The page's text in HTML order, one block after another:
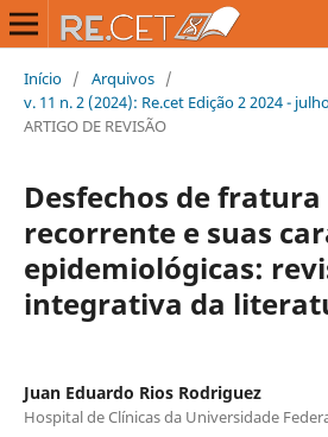
Início / Arquivos /
v. 11 n. 2 (2024): Re.cet Edição 2 2024 -
ARTIGO DE REVISÃO
Desfechos de
recorrente e suas
epidemiológicas:
integrativa da
Juan Eduardo Rios Rodriguez
Hospital de Clínicas da Universidade